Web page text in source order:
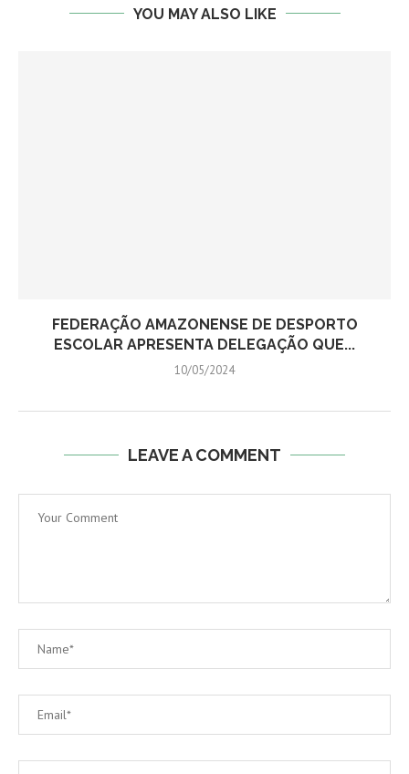
YOU MAY ALSO LIKE
FEDERAÇÃO AMAZONENSE DE DESPORTO
ESCOLAR APRESENTA DELEGAÇÃO QUE...
10/05/2024
LEAVE A COMMENT